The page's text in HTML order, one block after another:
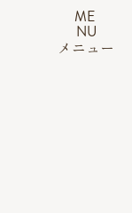
ME
NU
メニュー